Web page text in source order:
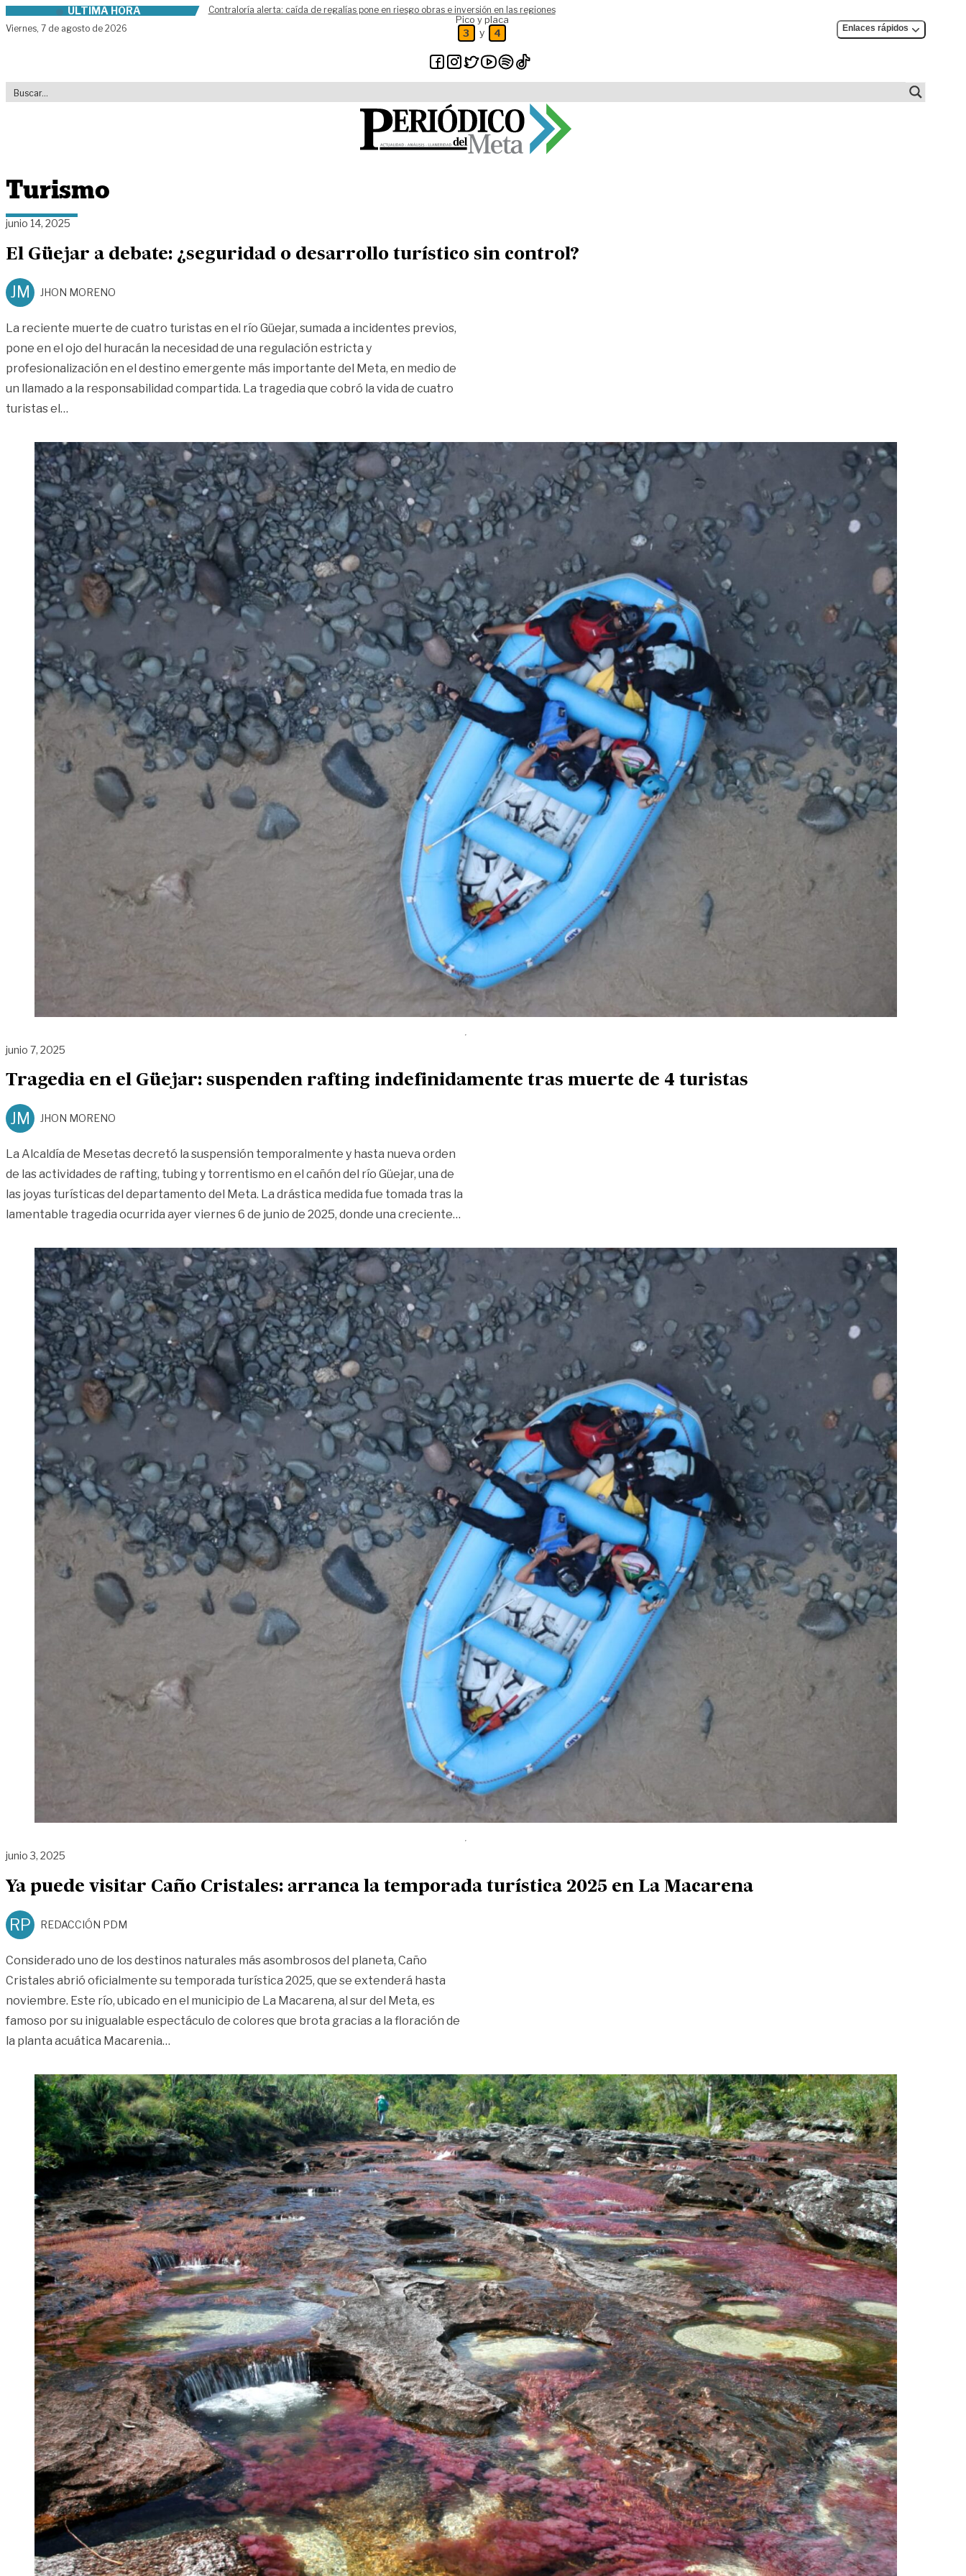
Skip to contentÚLTIMA HORA
Contraloría alerta: caída de regalías pone en riesgo obras e inversión en las regiones
Viernes, 7 de agosto de 2026
Pico y placa
3 y 4 Enlaces rápidos
Turismo
junio 14, 2025
El Güejar a debate: ¿seguridad o desarrollo turístico sin control?
JM JHON MORENO
La reciente muerte de cuatro turistas en el río Güejar, sumada a incidentes previos,
pone en el ojo del huracán la necesidad de una regulación estricta y
profesionalización en el destino emergente más importante del Meta, en medio de
un llamado a la responsabilidad compartida. La tragedia que cobró la vida de cuatro
turistas el…
junio 7, 2025
Tragedia en el Güejar: suspenden rafting indefinidamente tras muerte de 4 turistas
JM JHON MORENO
La Alcaldía de Mesetas decretó la suspensión temporalmente y hasta nueva orden
de las actividades de rafting, tubing y torrentismo en el cañón del río Güejar, una de
las joyas turísticas del departamento del Meta. La drástica medida fue tomada tras la
lamentable tragedia ocurrida ayer viernes 6 de junio de 2025, donde una creciente…
junio 3, 2025
Ya puede visitar Caño Cristales: arranca la temporada turística 2025 en La Macarena
RP REDACCIÓN PDM
Considerado uno de los destinos naturales más asombrosos del planeta, Caño
Cristales abrió oficialmente su temporada turística 2025, que se extenderá hasta
noviembre. Este río, ubicado en el municipio de La Macarena, al sur del Meta, es
famoso por su inigualable espectáculo de colores que brota gracias a la floración de
la planta acuática Macarenia…